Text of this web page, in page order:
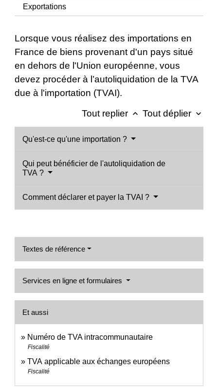
Exportations
Lorsque vous réalisez des importations en
France de biens provenant d'un pays situé
en dehors de l'Union européenne, vous
devez procéder à l’autoliquidation de la TVA
due à l'importation (TVAI).
Tout replier keyboard_arrow_up Tout déplier keyboard_arrow_down
Qu'est-ce qu'une importation ?
Qui peut bénéficier de l'autoliquidation de
TVA ?
Comment déclarer et payer la TVAI ?
Textes de référence
Services en ligne et formulaires
Et aussi
Numéro de TVA intracommunautaire
Fiscalité
TVA applicable aux échanges européens
Fiscalité